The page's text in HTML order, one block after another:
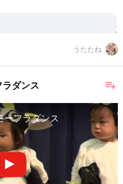
うたたね
playlist_add
ラダンス
ーフラダンス